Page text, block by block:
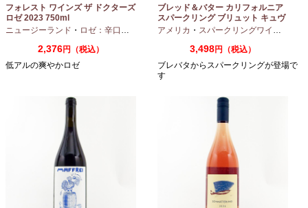
フォレスト ワインズ ザ ドクターズ
ロゼ 2023 750ml
ニュージーランド ・ ロゼ：辛口 ・ ピノノワール
2,376円（税込）
低アルの爽やかロゼ
ブレッド＆バター カリフォルニア
スパークリング ブリュット キュヴ
ェ NV 750ml
アメリカ ・ スパークリングワイン
3,498円（税込）
ブレバタからスパークリングが登場で
す